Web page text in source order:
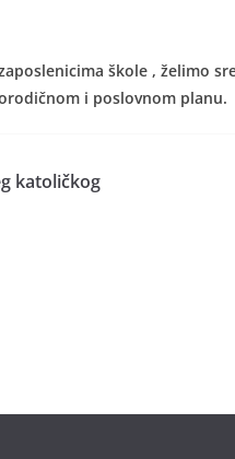
škole , želimo
i poslovnom planu.
katoličkog